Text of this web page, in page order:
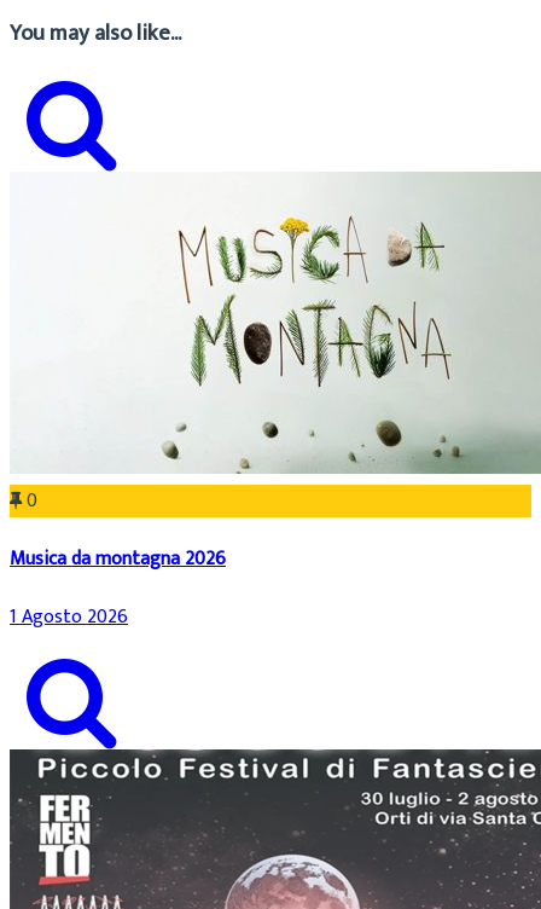
You may also like...
0
Musica da montagna 2026
1 Agosto 2026